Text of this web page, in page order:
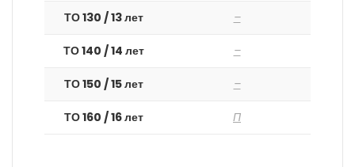
ТО 130 / 13 лет –
ТО 140 / 14 лет –
ТО 150 / 15 лет –
ТО 160 / 16 лет П